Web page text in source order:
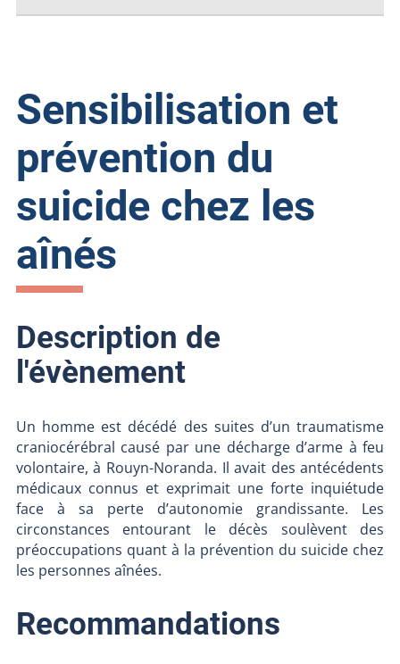
Sensibilisation et
prévention du
suicide chez les
aînés
Description de
l'évènement
Un homme est décédé des suites d’un traumatisme
craniocérébral causé par une décharge d’arme à feu
volontaire, à Rouyn-Noranda. Il avait des antécédents
médicaux connus et exprimait une forte inquiétude
face à sa perte d’autonomie grandissante. Les
circonstances entourant le décès soulèvent des
préoccupations quant à la prévention du suicide chez
les personnes aînées.
Recommandations